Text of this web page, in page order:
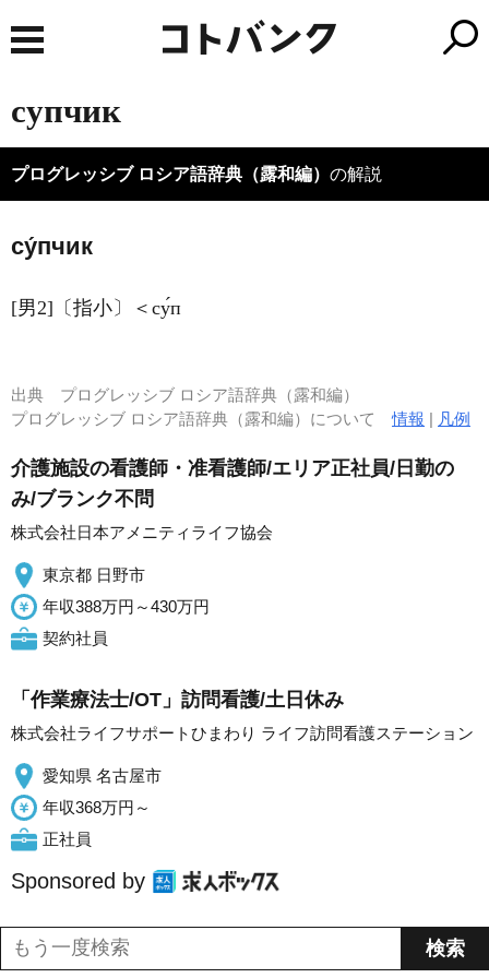
супчик
プログレッシブ ロシア語辞典（露和編） の解説
су́пчик
[男2]〔指小〕＜су́п
出典 プログレッシブ ロシア語辞典（露和編）
プログレッシブ ロシア語辞典（露和編）について情報 | 凡例
介護施設の看護師・准看護師/エリア正社員/日勤の
み/ブランク不問
株式会社日本アメニティライフ協会
東京都 日野市
年収388万円～430万円
契約社員
「作業療法士/OT」訪問看護/土日休み
株式会社ライフサポートひまわり ライフ訪問看護ステーション
愛知県 名古屋市
年収368万円～
正社員
Sponsored by